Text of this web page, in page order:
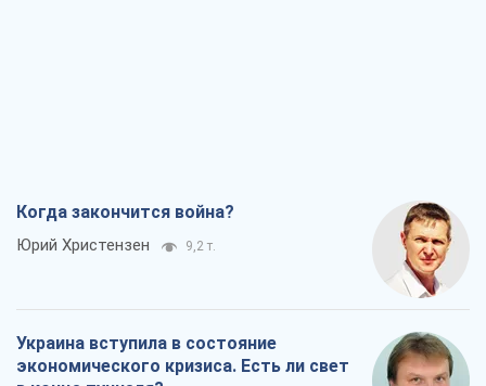
Когда закончится война?
Юрий Христензен 9,2 т.
Украина вступила в состояние
экономического кризиса. Есть ли свет